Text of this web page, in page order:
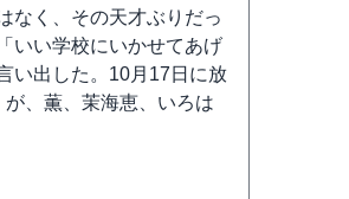
なく、その天才ぶりだっ
いい学校にいかせてあげ
い出した。10月17日に放
、薫、茉海恵、いろは